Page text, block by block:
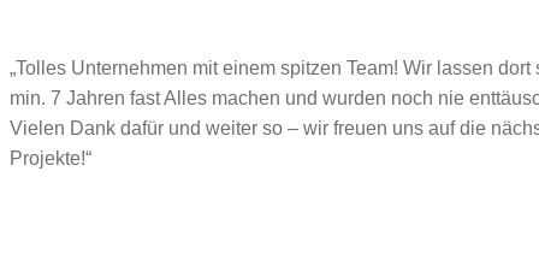
„Tolles Unternehmen mit einem spitzen Team! Wir lassen dort
min. 7 Jahren fast Alles machen und wurden noch nie
Vielen Dank dafür und weiter so – wir freuen uns auf die
Projekte!“